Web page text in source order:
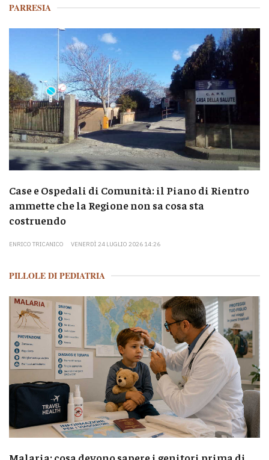
PARRESIA
Case e Ospedali di Comunità: il Piano di Rientro
ammette che la Regione non sa cosa sta
costruendo
ENRICO TRICANICO VENERDÌ 24 LUGLIO 2026 14:26
PILLOLE DI PEDIATRIA
Malaria: cosa devono sapere i genitori prima di